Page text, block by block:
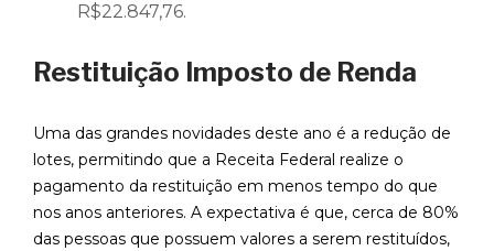
R$22.847,76.
Restituição Imposto de Renda
Uma das grandes novidades deste ano é a redução de
lotes, permitindo que a Receita Federal realize o
pagamento da restituição em menos tempo do que
nos anos anteriores. A expectativa é que, cerca de 80%
das pessoas que possuem valores a serem restituídos,